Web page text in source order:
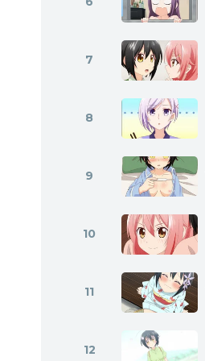
7
8
9
10
11
12